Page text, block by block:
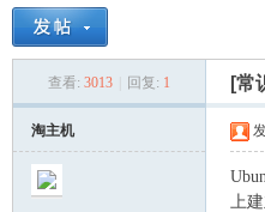
淘 » ›
查看: 3013 回复: 1 [常
淘主机
上